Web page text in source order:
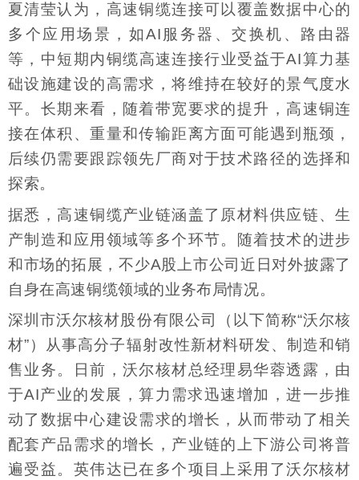
夏清莹认为，高速铜缆连接可以覆盖数据中心的
多个应用场景，如AI服务器、交换机、路由器
等，中短期内铜缆高速连接行业受益于AI算力基
础设施建设的高需求，将维持在较好的景气度水
平。长期来看，随着带宽要求的提升，高速铜连
接在体积、重量和传输距离方面可能遇到瓶颈，
后续仍需要跟踪领先厂商对于技术路径的选择和
探索。
据悉，高速铜缆产业链涵盖了原材料供应链、生
产制造和应用领域等多个环节。随着技术的进步
和市场的拓展，不少A股上市公司近日对外披露了
自身在高速铜缆领域的业务布局情况。
深圳市沃尔核材股份有限公司（以下简称“沃尔核
材”）从事高分子辐射改性新材料研发、制造和销
售业务。日前，沃尔核材总经理易华蓉透露，由
于AI产业的发展，算力需求迅速增加，进一步推
动了数据中心建设需求的增长，从而带动了相关
配套产品需求的增长，产业链的上下游公司将普
遍受益。英伟达已在多个项目上采用了沃尔核材